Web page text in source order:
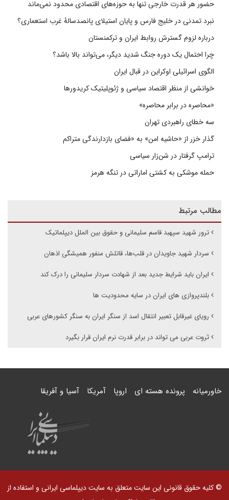
حضور هر قدرت خارجی تنها به حوزه‌های اقتصادی محدود نمی‌ماند
نبرد تمدنی در خلیج فارس و پایان استیلای پانصدسالۀ غرب استعماری؟
درباره لزوم گسترش روابط ایران و ترکمنستان
چرا احتمال یک دوره جنگ شدید دیگر، می‌تواند بالا باشد؟
الگوی اسرائیلی اوکراین در قبال ایران
خوانشی از منظر اقتصاد سیاسی و ژئوپلیتیک کریدورها
«محاصره در برابر محاصره»
سه خطای راهبردی تهران
گذار خزر از «حاشیه امن» به «فضای بازدارندگی متراکم
ترامپ گرفتار در شن‌زار سیاسی
حمله موشکی به کشتی اماراتی در تنگه هرمز
مطالب مرتبط
ترور شهید سپهبد قاسم سلیمانی و حقوق بین الملل دیپلماتیک
سردار شهید جاویدان در قلب‌ها، قاتلش منفور همیشگی اذهان
ایران باید شرایط جدید بعد از شهادت سردار سلیمانی را درک کند
بلندپروازی های ایران در سایه محدودیت ها
رویای غیرقابل تعبیر انتقال اسد از سنگر ایران به سنگر کشورهای عربی
ثروت عربی می تواند در برابر قدرت نرم ایران قرار بگیرد
خاورمیانه پرونده هسته ای اروپا آمریکا آسیا و آفریقا
© کلیه حقوق قانونی این سایت متعلق به سایت دیپلماسی ایرانی و استفاده از